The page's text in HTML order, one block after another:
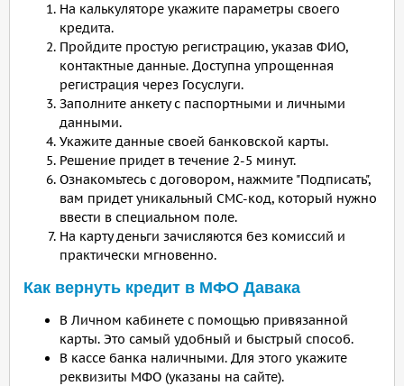
На калькуляторе укажите параметры своего
кредита.
Пройдите простую регистрацию, указав ФИО,
контактные данные. Доступна упрощенная
регистрация через Госуслуги.
Заполните анкету с паспортными и личными
данными.
Укажите данные своей банковской карты.
Решение придет в течение 2-5 минут.
Ознакомьтесь с договором, нажмите "Подписать",
вам придет уникальный СМС-код, который нужно
ввести в специальном поле.
На карту деньги зачисляются без комиссий и
практически мгновенно.
Как вернуть кредит в МФО Давака
В Личном кабинете с помощью привязанной
карты. Это самый удобный и быстрый способ.
В кассе банка наличными. Для этого укажите
реквизиты МФО (указаны на сайте).